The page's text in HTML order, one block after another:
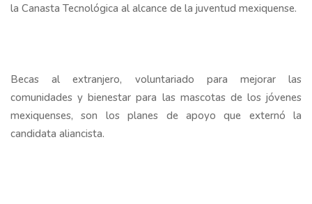
la Canasta Tecnológica al alcance de la juventud mexiquense.
Becas al extranjero, voluntariado para mejorar las
comunidades y bienestar para las mascotas de los jóvenes
mexiquenses, son los planes de apoyo que externó la
candidata aliancista.